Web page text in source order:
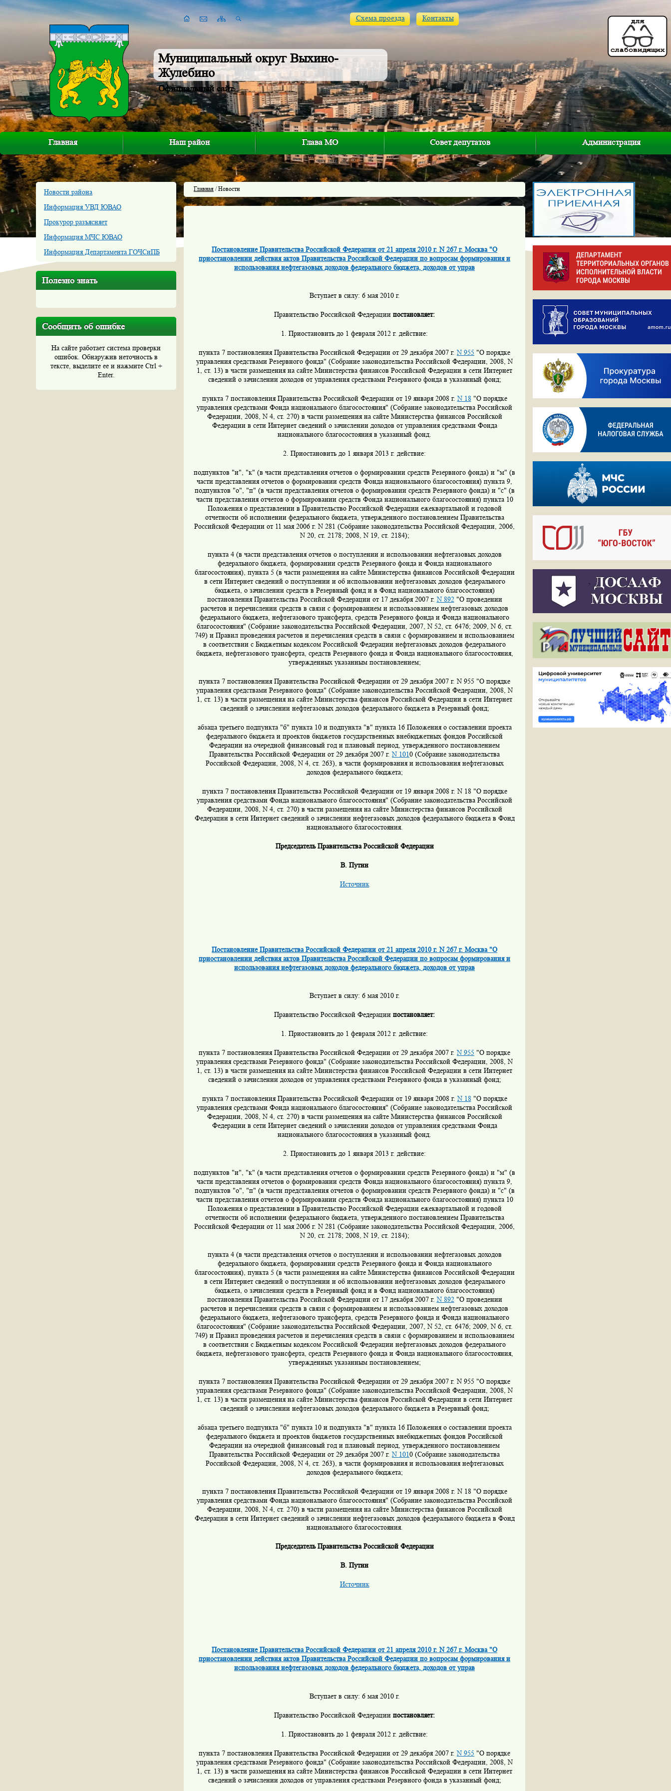
Муниципальный округ Выхино-
Жулебино
Официальный сайт
Схема проезда Контакты
Главная Наш район Глава МО Совет депутатов Администрация
Новости района
Информация УВД ЮВАО
Прокурор разъясняет
Информация МЧС ЮВАО
Информация Департамента ГОЧСиПБ
Полезно знать
Сообщить об ошибке
На сайте работает система проверки
ошибок. Обнаружив неточность в
тексте, выделите ее и нажмите Ctrl +
Enter.
Главная / Новости
Постановление Правительства Российской Федерации от 21 апреля 2010 г. N 267 г. Москва "О
приостановлении действия актов Правительства Российской Федерации по вопросам формирования и
использования нефтегазовых доходов федерального бюджета, доходов от управ
Вступает в силу: 6 мая 2010 г.
Правительство Российской Федерации постановляет:
1. Приостановить до 1 февраля 2012 г. действие:
пункта 7 постановления Правительства Российской Федерации от 29 декабря 2007 г.N 955 "О порядке
управления средствами Резервного фонда" (Собрание законодательства Российской Федерации, 2008, N
1, ст. 13) в части размещения на сайте Министерства финансов Российской Федерации в сети Интернет
сведений о зачислении доходов от управления средствами Резервного фонда в указанный фонд;
пункта 7 постановления Правительства Российской Федерации от 19 января 2008 г.N 18"О порядке
управления средствами Фонда национального благосостояния" (Собрание законодательства Российской
Федерации, 2008, N 4, ст. 270) в части размещения на сайте Министерства финансов Российской
Федерации в сети Интернет сведений о зачислении доходов от управления средствами Фонда
национального благосостояния в указанный фонд.
2. Приостановить до 1 января 2013 г. действие:
подпунктов "и", "к" (в части представления отчетов о формировании средств Резервного фонда) и "м" (в
части представления отчетов о формировании средств Фонда национального благосостояния) пункта 9,
подпунктов "о", "п" (в части представления отчетов о формировании средств Резервного фонда) и "с" (в
части представления отчетов о формировании средств Фонда национального благосостояния) пункта 10
Положения о представлении в Правительство Российской Федерации ежеквартальной и годовой
отчетности об исполнении федерального бюджета, утвержденного постановлением Правительства
Российской Федерации от 11 мая 2006 г. N 281 (Собрание законодательства Российской Федерации, 2006,
N 20, ст. 2178; 2008, N 19, ст. 2184);
пункта 4 (в части представления отчетов о поступлении и использовании нефтегазовых доходов
федерального бюджета, формировании средств Резервного фонда и Фонда национального
благосостояния), пункта 5 (в части размещения на сайте Министерства финансов Российской Федерации
в сети Интернет сведений о поступлении и об использовании нефтегазовых доходов федерального
бюджета, о зачислении средств в Резервный фонд и в Фонд национального благосостояния)
постановления Правительства Российской Федерации от 17 декабря 2007 г.N 892"О проведении
расчетов и перечислении средств в связи с формированием и использованием нефтегазовых доходов
федерального бюджета, нефтегазового трансферта, средств Резервного фонда и Фонда национального
благосостояния" (Собрание законодательства Российской Федерации, 2007, N 52, ст. 6476; 2009, N 6, ст.
749) и Правил проведения расчетов и перечисления средств в связи с формированием и использованием
в соответствии с Бюджетным кодексом Российской Федерации нефтегазовых доходов федерального
бюджета, нефтегазового трансферта, средств Резервного фонда и Фонда национального благосостояния,
утвержденных указанным постановлением;
пункта 7 постановления Правительства Российской Федерации от 29 декабря 2007 г. N 955 "О порядке
управления средствами Резервного фонда" (Собрание законодательства Российской Федерации, 2008, N
1, ст. 13) в части размещения на сайте Министерства финансов Российской Федерации в сети Интернет
сведений о зачислении нефтегазовых доходов федерального бюджета в Резервный фонд;
абзаца третьего подпункта "б" пункта 10 и подпункта "в" пункта 16 Положения о составлении проекта
федерального бюджета и проектов бюджетов государственных внебюджетных фондов Российской
Федерации на очередной финансовый год и плановый период, утвержденного постановлением
Правительства Российской Федерации от 29 декабря 2007 г.N 1010 (Собрание законодательства
Российской Федерации, 2008, N 4, ст. 263), в части формирования и использования нефтегазовых
доходов федерального бюджета;
пункта 7 постановления Правительства Российской Федерации от 19 января 2008 г. N 18 "О порядке
управления средствами Фонда национального благосостояния" (Собрание законодательства Российской
Федерации, 2008, N 4, ст. 270) в части размещения на сайте Министерства финансов Российской
Федерации в сети Интернет сведений о зачислении нефтегазовых доходов федерального бюджета в Фонд
национального благосостояния.
Председатель Правительства Российской Федерации
В. Путин
Источник
Постановление Правительства Российской Федерации от 21 апреля 2010 г. N 267 г. Москва "О
приостановлении действия актов Правительства Российской Федерации по вопросам формирования и
использования нефтегазовых доходов федерального бюджета, доходов от управ
Вступает в силу: 6 мая 2010 г.
Правительство Российской Федерации постановляет:
1. Приостановить до 1 февраля 2012 г. действие:
пункта 7 постановления Правительства Российской Федерации от 29 декабря 2007 г.N 955 "О порядке
управления средствами Резервного фонда" (Собрание законодательства Российской Федерации, 2008, N
1, ст. 13) в части размещения на сайте Министерства финансов Российской Федерации в сети Интернет
сведений о зачислении доходов от управления средствами Резервного фонда в указанный фонд;
пункта 7 постановления Правительства Российской Федерации от 19 января 2008 г.N 18"О порядке
управления средствами Фонда национального благосостояния" (Собрание законодательства Российской
Федерации, 2008, N 4, ст. 270) в части размещения на сайте Министерства финансов Российской
Федерации в сети Интернет сведений о зачислении доходов от управления средствами Фонда
национального благосостояния в указанный фонд.
2. Приостановить до 1 января 2013 г. действие:
подпунктов "и", "к" (в части представления отчетов о формировании средств Резервного фонда) и "м" (в
части представления отчетов о формировании средств Фонда национального благосостояния) пункта 9,
подпунктов "о", "п" (в части представления отчетов о формировании средств Резервного фонда) и "с" (в
части представления отчетов о формировании средств Фонда национального благосостояния) пункта 10
Положения о представлении в Правительство Российской Федерации ежеквартальной и годовой
отчетности об исполнении федерального бюджета, утвержденного постановлением Правительства
Российской Федерации от 11 мая 2006 г. N 281 (Собрание законодательства Российской Федерации, 2006,
N 20, ст. 2178; 2008, N 19, ст. 2184);
пункта 4 (в части представления отчетов о поступлении и использовании нефтегазовых доходов
федерального бюджета, формировании средств Резервного фонда и Фонда национального
благосостояния), пункта 5 (в части размещения на сайте Министерства финансов Российской Федерации
в сети Интернет сведений о поступлении и об использовании нефтегазовых доходов федерального
бюджета, о зачислении средств в Резервный фонд и в Фонд национального благосостояния)
постановления Правительства Российской Федерации от 17 декабря 2007 г.N 892"О проведении
расчетов и перечислении средств в связи с формированием и использованием нефтегазовых доходов
федерального бюджета, нефтегазового трансферта, средств Резервного фонда и Фонда национального
благосостояния" (Собрание законодательства Российской Федерации, 2007, N 52, ст. 6476; 2009, N 6, ст.
749) и Правил проведения расчетов и перечисления средств в связи с формированием и использованием
в соответствии с Бюджетным кодексом Российской Федерации нефтегазовых доходов федерального
бюджета, нефтегазового трансферта, средств Резервного фонда и Фонда национального благосостояния,
утвержденных указанным постановлением;
пункта 7 постановления Правительства Российской Федерации от 29 декабря 2007 г. N 955 "О порядке
управления средствами Резервного фонда" (Собрание законодательства Российской Федерации, 2008, N
1, ст. 13) в части размещения на сайте Министерства финансов Российской Федерации в сети Интернет
сведений о зачислении нефтегазовых доходов федерального бюджета в Резервный фонд;
абзаца третьего подпункта "б" пункта 10 и подпункта "в" пункта 16 Положения о составлении проекта
федерального бюджета и проектов бюджетов государственных внебюджетных фондов Российской
Федерации на очередной финансовый год и плановый период, утвержденного постановлением
Правительства Российской Федерации от 29 декабря 2007 г.N 1010 (Собрание законодательства
Российской Федерации, 2008, N 4, ст. 263), в части формирования и использования нефтегазовых
доходов федерального бюджета;
пункта 7 постановления Правительства Российской Федерации от 19 января 2008 г. N 18 "О порядке
управления средствами Фонда национального благосостояния" (Собрание законодательства Российской
Федерации, 2008, N 4, ст. 270) в части размещения на сайте Министерства финансов Российской
Федерации в сети Интернет сведений о зачислении нефтегазовых доходов федерального бюджета в Фонд
национального благосостояния.
Председатель Правительства Российской Федерации
В. Путин
Источник
Постановление Правительства Российской Федерации от 21 апреля 2010 г. N 267 г. Москва "О
приостановлении действия актов Правительства Российской Федерации по вопросам формирования и
использования нефтегазовых доходов федерального бюджета, доходов от управ
Вступает в силу: 6 мая 2010 г.
Правительство Российской Федерации постановляет:
1. Приостановить до 1 февраля 2012 г. действие:
пункта 7 постановления Правительства Российской Федерации от 29 декабря 2007 г.N 955 "О порядке
управления средствами Резервного фонда" (Собрание законодательства Российской Федерации, 2008, N
1, ст. 13) в части размещения на сайте Министерства финансов Российской Федерации в сети Интернет
сведений о зачислении доходов от управления средствами Резервного фонда в указанный фонд;